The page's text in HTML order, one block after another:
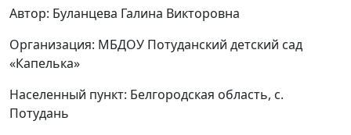
Автор: Буланцева Галина Викторовна
Организация: МБДОУ Потуданский детский сад
«Капелька»
Населенный пункт: Белгородская область, с.
Потудань